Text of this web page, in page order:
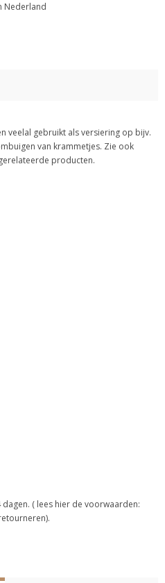
Nederland
veelal gebruikt als versiering op bijv.
van krammetjes. Zie ook
producten.
( lees hier de voorwaarden: